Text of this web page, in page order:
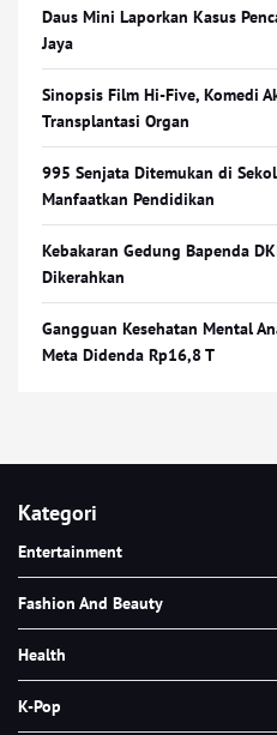
Daus Mini Laporkan Kasus
Jaya
Sinopsis Film Hi-Five, Komedi
Transplantasi Organ
995 Senjata Ditemukan di
Manfaatkan Pendidikan
Kebakaran Gedung Bapenda
Dikerahkan
Gangguan Kesehatan Mental
Meta Didenda Rp16,8 T
Kategori
Entertainment
Fashion And Beauty
Health
K-Pop